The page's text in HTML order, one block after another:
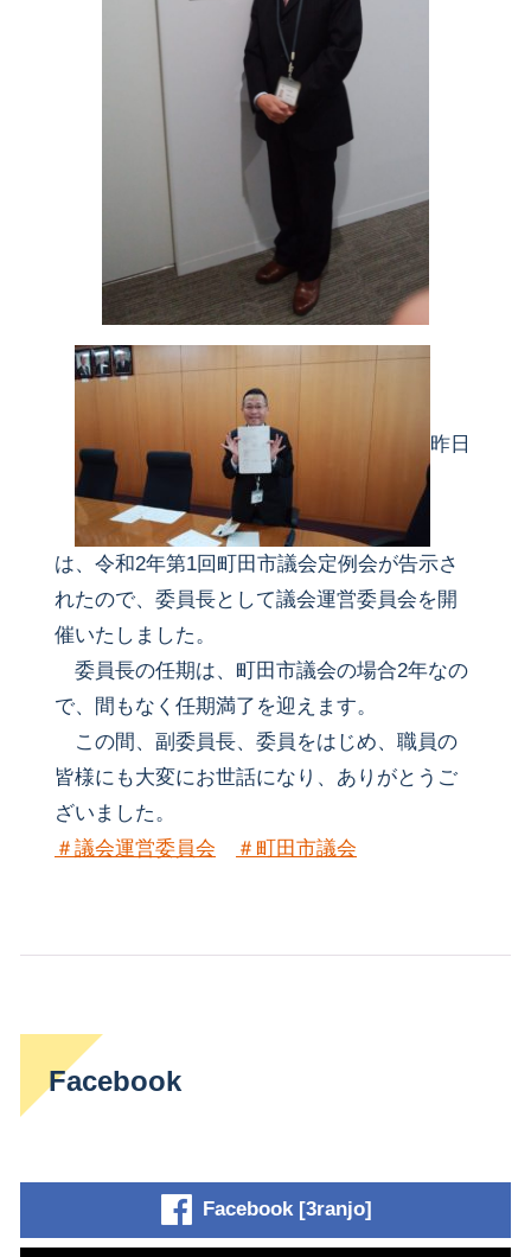
昨日
は、令和2年第1回町田市議会定例会が告示さ
れたので、委員長として議会運営委員会を開
催いたしました。
委員長の任期は、町田市議会の場合2年なの
で、間もなく任期満了を迎えます。
この間、副委員長、委員をはじめ、職員の
皆様にも大変にお世話になり、ありがとうご
ざいました。
＃議会運営委員会
＃町田市議会
Facebook
Facebook [3ranjo]